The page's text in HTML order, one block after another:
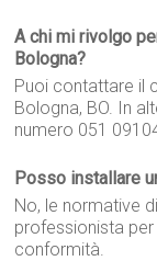
A chi mi rivolgo
Bologna?
Puoi contattare il
Bologna, BO. In
numero 051
Posso installare
No, le normative
professionista
conformità.